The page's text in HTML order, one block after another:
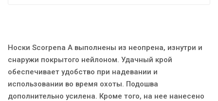
Носки Scorpena А выполнены из неопрена, изнутри и
снаружи покрытого нейлоном. Удачный крой
обеспечивает удобство при надевании и
использовании во время охоты. Подошва
дополнительно усилена. Кроме того, на нее нанесено